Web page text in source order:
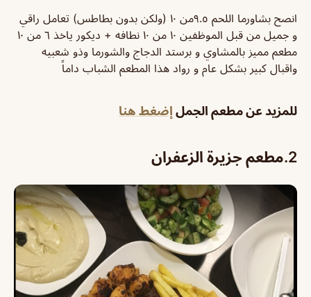
انصح بشاورما اللحم ٩.٥من ١٠ (ولكن بدون بطاطس) تعامل راقي
و جميل من قبل الموظفين ١٠ من ١٠ نطافه + ديكور ياخذ ٦ من ١٠
مطعم مميز بالمشاوي و برستد الدجاج والشورما وذو شعبيه
واقبال كبير بشكل عام و رواد هذا المطعم الشباب داماً
للمزيد عن مطعم الجمل إضغط هنا
2. مطعم جزيرة الزعفران